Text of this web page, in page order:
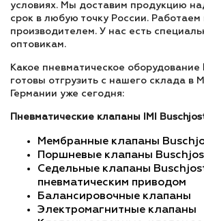
условиях. Мы доставим продукцию
срок в любую точку России.
производителем. У нас есть
оптовикам.
Какое пневматическое оборудование
готовы отгрузить с нашего склада в
Германии уже сегодня:
Пневматические клапаны IMI
Мембранные клапаны
Поршневые клапаны
Седельные клапаны
пневматическим приводом
Балансировочные клапаны
Электромагнитные клапаны